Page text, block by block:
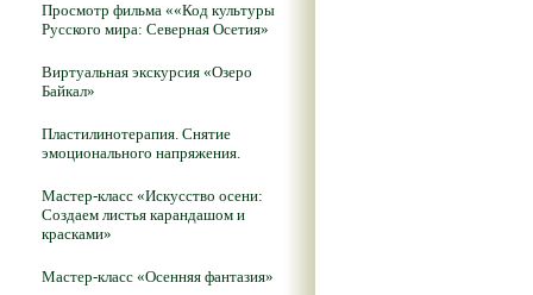
Просмотр фильма ««Код культуры
Русского мира: Северная Осетия»
Виртуальная экскурсия «Озеро
Байкал»
Пластилинотерапия. Снятие
эмоционального напряжения.
Мастер-класс «Искусство осени:
Создаем листья карандашом и
красками»
Мастер-класс «Осенняя фантазия»